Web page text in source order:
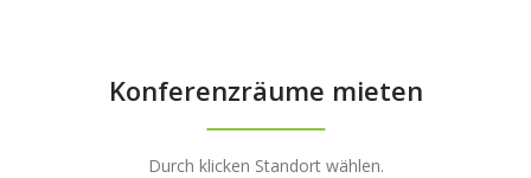
Konferenzräume mieten
Durch klicken Standort wählen.